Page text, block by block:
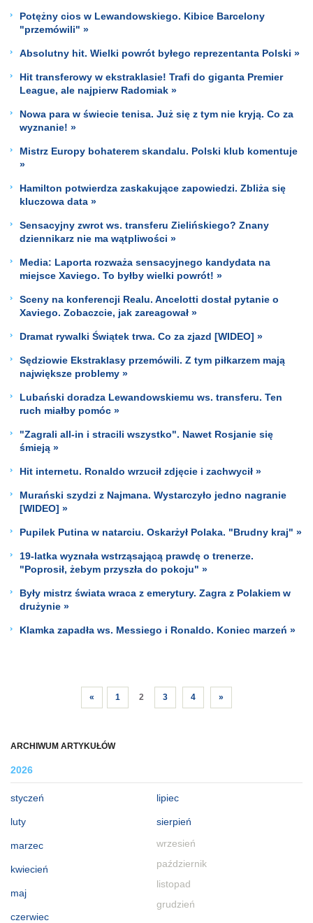
ARCHIWUM ARTYKUŁÓW
2026
styczeń
luty
marzec
kwiecień
maj
czerwiec
lipiec
sierpień
wrzesień
październik
listopad
grudzień
Potężny cios w Lewandowskiego. Kibice Barcelony
"przemówili" »
Absolutny hit. Wielki powrót byłego reprezentanta Polski »
Hit transferowy w ekstraklasie! Trafi do giganta Premier
League, ale najpierw Radomiak »
Nowa para w świecie tenisa. Już się z tym nie kryją. Co za
wyznanie! »
Mistrz Europy bohaterem skandalu. Polski klub komentuje
»
Hamilton potwierdza zaskakujące zapowiedzi. Zbliża się
kluczowa data »
Sensacyjny zwrot ws. transferu Zielińskiego? Znany
dziennikarz nie ma wątpliwości »
Media: Laporta rozważa sensacyjnego kandydata na
miejsce Xaviego. To byłby wielki powrót! »
Sceny na konferencji Realu. Ancelotti dostał pytanie o
Xaviego. Zobaczcie, jak zareagował »
Dramat rywalki Świątek trwa. Co za zjazd [WIDEO] »
Sędziowie Ekstraklasy przemówili. Z tym piłkarzem mają
największe problemy »
Lubański doradza Lewandowskiemu ws. transferu. Ten
ruch miałby pomóc »
"Zagrali all-in i stracili wszystko". Nawet Rosjanie się
śmieją »
Hit internetu. Ronaldo wrzucił zdjęcie i zachwycił »
Murański szydzi z Najmana. Wystarczyło jedno nagranie
[WIDEO] »
Pupilek Putina w natarciu. Oskarżył Polaka. "Brudny kraj" »
19-latka wyznała wstrząsającą prawdę o trenerze.
"Poprosił, żebym przyszła do pokoju" »
Były mistrz świata wraca z emerytury. Zagra z Polakiem w
drużynie »
Klamka zapadła ws. Messiego i Ronaldo. Koniec marzeń »
« 1 2 3 4 »